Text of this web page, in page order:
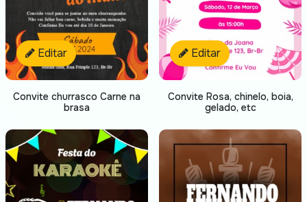
Editar
Convite churrasco Carne na
brasa
Editar
Convite Rosa, chinelo, boia,
gelado, etc